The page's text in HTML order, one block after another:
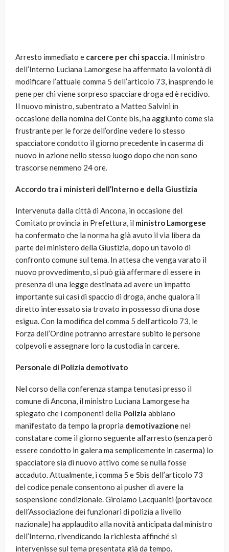
Arresto immediato e carcere per chi spaccia. Il ministro
dell’Interno Luciana Lamorgese ha affermato la volontà di
modificare l’attuale comma 5 dell’articolo 73, inasprendo le
pene per chi viene sorpreso spacciare droga ed è recidivo.
Il nuovo ministro, subentrato a Matteo Salvini in
occasione della nomina del Conte bis, ha aggiunto come sia
frustrante per le forze dell’ordine vedere lo stesso
spacciatore condotto il giorno precedente in caserma di
nuovo in azione nello stesso luogo dopo che non sono
trascorse nemmeno 24 ore.
Accordo tra i ministeri dell’Interno e della Giustizia
Intervenuta dalla città di Ancona, in occasione del
Comitato provincia in Prefettura, il ministro Lamorgese
ha confermato che la norma ha già avuto il via libera da
parte del ministero della Giustizia, dopo un tavolo di
confronto comune sul tema. In attesa che venga varato il
nuovo provvedimento, si può già affermare di essere in
presenza di una legge destinata ad avere un impatto
importante sui casi di spaccio di droga, anche qualora il
diretto interessato sia trovato in possesso di una dose
esigua. Con la modifica del comma 5 dell’articolo 73, le
Forza dell’Ordine potranno arrestare subito le persone
colpevoli e assegnare loro la custodia in carcere.
Personale di Polizia demotivato
Nel corso della conferenza stampa tenutasi presso il
comune di Ancona, il ministro Luciana Lamorgese ha
spiegato che i componenti della Polizia abbiano
manifestato da tempo la propria demotivazione nel
constatare come il giorno seguente all’arresto (senza però
essere condotto in galera ma semplicemente in caserma) lo
spacciatore sia di nuovo attivo come se nulla fosse
accaduto. Attualmente, i comma 5 e 5bis dell’articolo 73
del codice penale consentono ai pusher di avere la
sospensione condizionale. Girolamo Lacquaniti (portavoce
dell’Associazione dei funzionari di polizia a livello
nazionale) ha applaudito alla novità anticipata dal ministro
dell’Interno, rivendicando la richiesta affinché si
intervenisse sul tema presentata già da tempo.